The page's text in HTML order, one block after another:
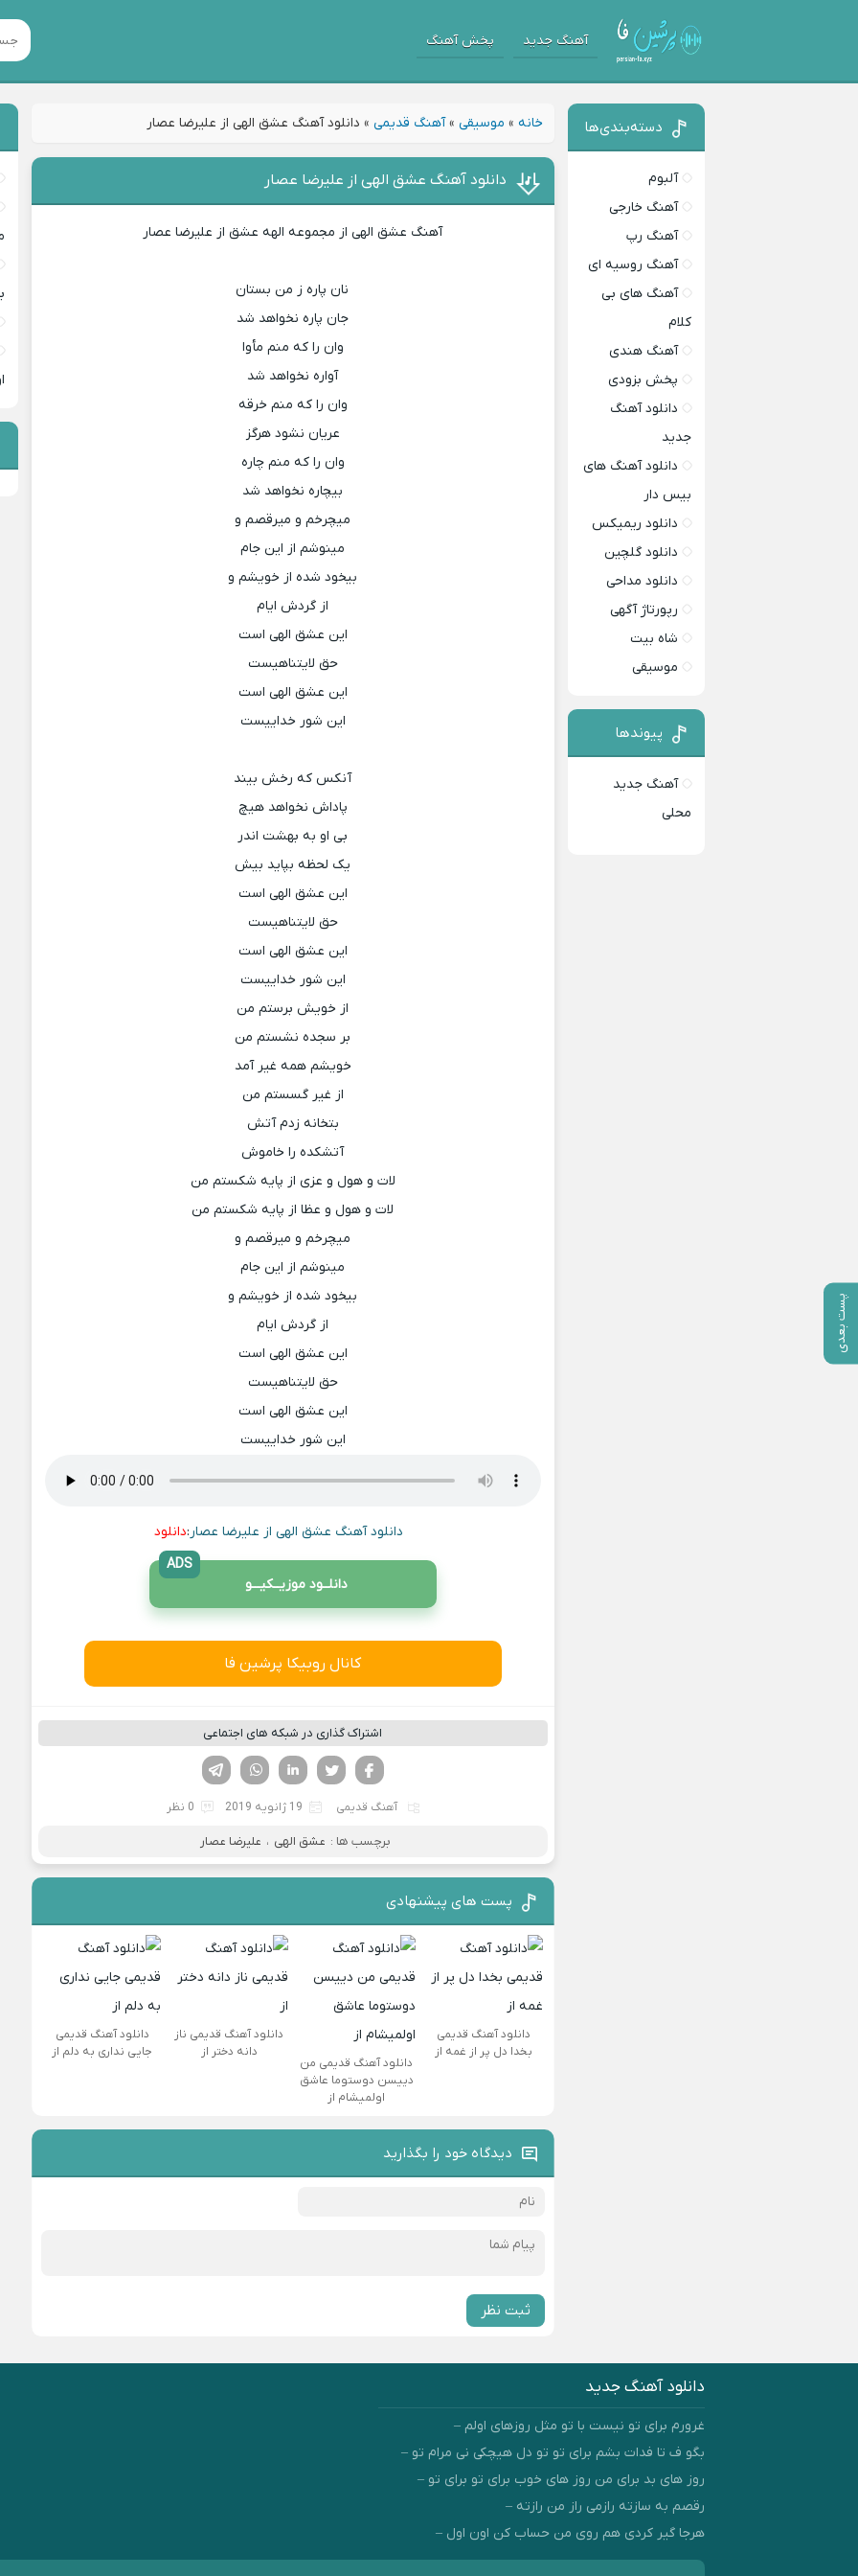
آهنگ جدید پخش آهنگ
خانه » موسیقی »آهنگ قدیمی » دانلود آهنگ عشق الهی از علیرضا عصار
پست بعدی
دانلود آهنگ عشق الهی از علیرضا عصار
آهنگ عشق الهی از مجموعه الهه عشق از علیرضا عصار
نان پاره ز من بستان
جان پاره نخواهد شد
وان را که منم مأوا
آواره نخواهد شد
وان را که منم خرقه
عریان نشود هرگز
وان را که منم چاره
بیچاره نخواهد شد
میچرخم و میرقصم و
مینوشم از این جام
بیخود شده از خویشم و
از گردش ایام
این عشق الهی است
حق لایتناهیست
این عشق الهی است
این شور خداییست
آنکس که رخش بیند
پاداش نخواهد هیچ
بی او به بهشت اندر
یک لحظه بپاید بیش
این عشق الهی است
حق لایتناهیست
این عشق الهی است
این شور خداییست
از خویش برستم من
بر سجده نشستم من
خویشم همه غیر آمد
از غیر گسستم من
بتخانه زدم آتش
آتشکده را خاموش
لات و هول و عزی از پایه شکستم من
لات و هول و عظا از پایه شکستم من
میچرخم و میرقصم و
مینوشم از این جام
بیخود شده از خویشم و
از گردش ایام
این عشق الهی است
حق لایتناهیست
این عشق الهی است
این شور خداییست
دانلود آهنگ عشق الهی از علیرضا عصار:دانلود
دانلــود موزیــکیـــو
ADS
کانال روبیکا پرشین فا
اشتراک گذاری در شبکه های اجتماعی
لینکدین تویتر
فیسوک
آهنگ قدیمی 19 ژانویه 2019 0 نظر
برچسب ها : عشق الهی ، علیرضا عصار
پست های پیشنهادی
دانلود آهنگ قدیمی
بخدا دل پر از غمه از
دانلود آهنگ قدیمی من
دییسن دوستوما عاشق
اولمیشام از
دانلود آهنگ قدیمی ناز
دانه دختر از
دانلود آهنگ قدیمی
جایی نداری به دلم از
دیدگاه خود را بگذارید
ثبت نظر
دسته‌بندی‌ها
آلبوم
آهنگ خارجی
آهنگ رپ
آهنگ روسیه ای
آهنگ های بی
کلام
آهنگ هندی
پخش بزودی
دانلود آهنگ
جدید
دانلود آهنگ های
بیس دار
دانلود ریمیکس
دانلود گلچین
دانلود مداحی
رپورتاژ آگهی
شاه بیت
موسیقی
پیوندها
آهنگ جدید
محلی
دانلود آهنگ جدید
غرورم برای تو نیست با تو مثل روزهای اولم –
بگو ف تا فدات بشم برای تو تو دل هیچکی نی مرام تو –
روز های بد برای من روز های خوب برای تو برای تو –
رقصم به سازته رازمی راز من رازته –
هرجا گیر کردی هم روی من حساب کن اون اول –